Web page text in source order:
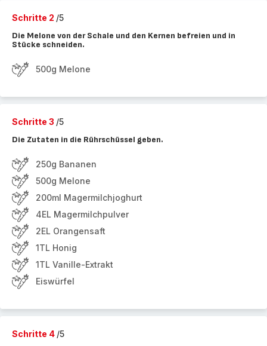
Schritte 2 /5
Die Melone von der Schale und den Kernen befreien und in
Stücke schneiden.
500g Melone
Schritte 3 /5
Die Zutaten in die Rührschüssel geben.
250g Bananen
500g Melone
200ml Magermilchjoghurt
4EL Magermilchpulver
2EL Orangensaft
1TL Honig
1TL Vanille-Extrakt
Eiswürfel
Schritte 4 /5